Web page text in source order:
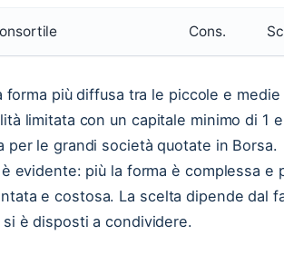
Cons.
forma più diffusa tra le piccole e
limitata con un capitale minimo di 1
per le grandi società quotate in Borsa.
evidente: più la forma è complessa e
e costosa. La scelta dipende dal
è disposti a condividere.